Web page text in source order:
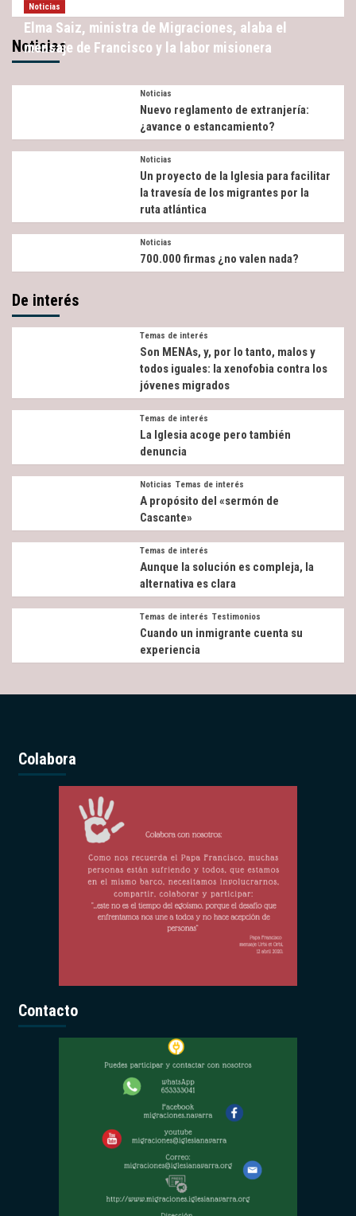
Noticias
Noticias
Elma Saiz, ministra de Migraciones, alaba el
mensaje de Francisco y la labor misionera
Noticias
Nuevo reglamento de extranjería:
¿avance o estancamiento?
Noticias
Un proyecto de la Iglesia para facilitar
la travesía de los migrantes por la
ruta atlántica
Noticias
700.000 firmas ¿no valen nada?
De interés
Temas de interés
Son MENAs, y, por lo tanto, malos y
todos iguales: la xenofobia contra los
jóvenes migrados
Temas de interés
La Iglesia acoge pero también
denuncia
Noticias Temas de interés
A propósito del «sermón de
Cascante»
Temas de interés
Aunque la solución es compleja, la
alternativa es clara
Temas de interés Testimonios
Cuando un inmigrante cuenta su
experiencia
Colabora
Contacto